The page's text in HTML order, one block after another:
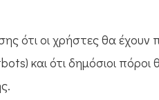
ότι οι χρήστες θα
και ότι δημόσιοι πόροι